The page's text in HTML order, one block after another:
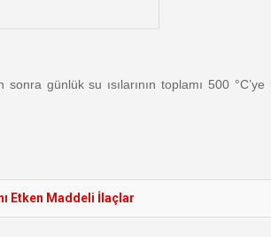
günlük su ısılarının toplamı 500
Etken Maddeli İlaçlar